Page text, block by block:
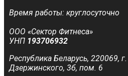
Время работы: круглосуточно
ООО «Сектор Фитнеса»
УНП 193706932
Республика Беларусь, 220069,
Дзержинского, 3б, пом. 6